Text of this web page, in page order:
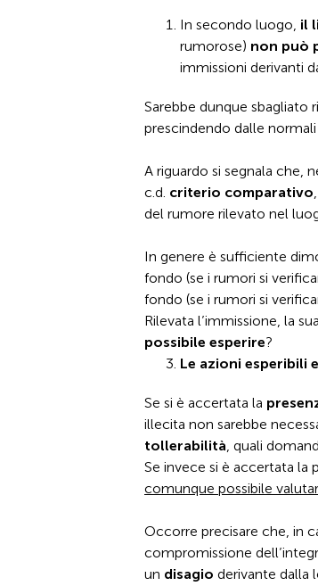
In secondo luogo, il
rumorose) non può
immissioni derivanti
Sarebbe dunque sbagliato
prescindendo dalle
A riguardo si segnala che,
c.d. criterio comparativo
del rumore rilevato nel
In genere è sufficiente
fondo (se i rumori si
fondo (se i rumori si
Rilevata l’immissione, la
possibile esperire?
Le azioni esperibili
Se si è accertata la
illecita non sarebbe
tollerabilità, quali
Se invece si è accertata la
comunque possibile
Occorre precisare che, in
compromissione
un disagio derivante dalla